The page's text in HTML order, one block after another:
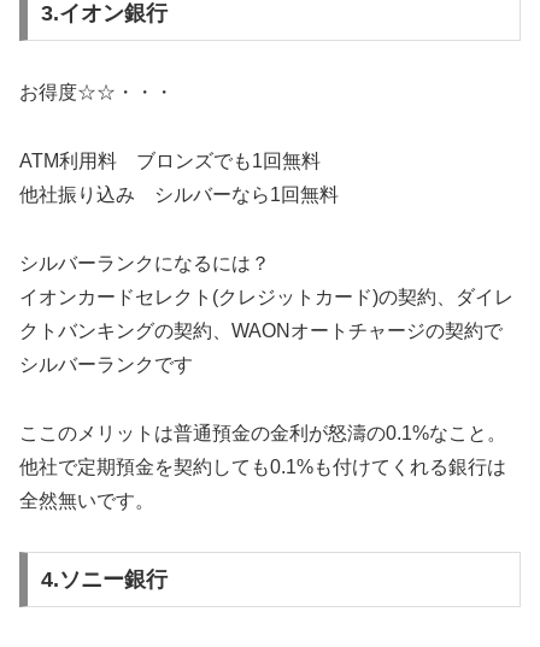
3.イオン銀行
お得度☆☆・・・
ATM利用料 ブロンズでも1回無料
他社振り込み シルバーなら1回無料
シルバーランクになるには？
イオンカードセレクト(クレジットカード)の契約、ダイレ
クトバンキングの契約、WAONオートチャージの契約で
シルバーランクです
ここのメリットは普通預金の金利が怒濤の0.1%なこと。
他社で定期預金を契約しても0.1%も付けてくれる銀行は
全然無いです。
4.ソニー銀行